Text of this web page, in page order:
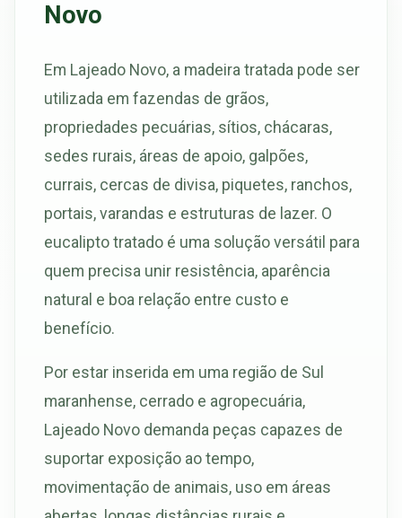
Novo
Em Lajeado Novo, a madeira tratada pode ser
utilizada em fazendas de grãos,
propriedades pecuárias, sítios, chácaras,
sedes rurais, áreas de apoio, galpões,
currais, cercas de divisa, piquetes, ranchos,
portais, varandas e estruturas de lazer. O
eucalipto tratado é uma solução versátil para
quem precisa unir resistência, aparência
natural e boa relação entre custo e
benefício.
Por estar inserida em uma região de Sul
maranhense, cerrado e agropecuária,
Lajeado Novo demanda peças capazes de
suportar exposição ao tempo,
movimentação de animais, uso em áreas